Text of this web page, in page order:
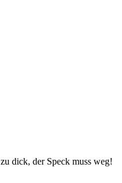
dick, der Speck muss weg!